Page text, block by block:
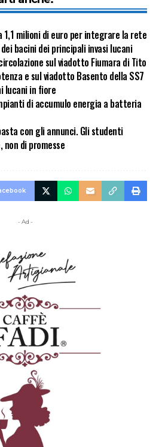
1,1 milioni di euro per integrare la rete
bacini dei principali invasi lucani
sul viadotto Fiumara di Tito
e sul viadotto Basento della SS7
lucani in fiore
di accumulo energia a batteria
con gli annunci. Gli studenti
non di promesse
- Ad -